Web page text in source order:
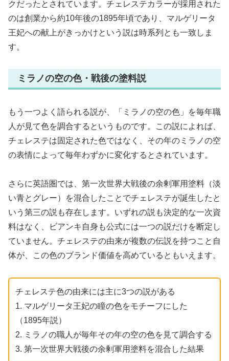
クだったとされています。チェレステカラーが採用された
のは創業から約10年後の1895年頃であり、マルゲリータ
王妃への献上がきっかけという説は時系列とも一致しま
す。
ミラノの空の色・戦後の塗料説
もう一つよく語られる説が、「ミラノの空の色」を毎年職
人が見て色を調合するというものです。この説によれば、
チェレステは固定された色ではなく、その年のミラノの空
の表情によって毎年わずかに変化するとされています。
さらに英語圏では、第一次世界大戦後の余剰軍用塗料（淡
い青とグレー）を混合したことでチェレステが誕生したと
いう第三の説も存在します。いずれの説も決定的な一次資
料はなく、ビアンキ自身も公式には一つの説だけを断定し
ていません。チェレステの由来が複数の伝説を持つこと自
体が、この色のブランド価値を高めているともいえます。
チェレステ色の由来には主に3つの説がある
1. マルゲリータ王妃の瞳の色をモチーフにした
（1895年説）
2. ミラノの職人が毎年その年の空の色を見て調合する
3. 第一次世界大戦後の余剰軍用塗料を混合した結果